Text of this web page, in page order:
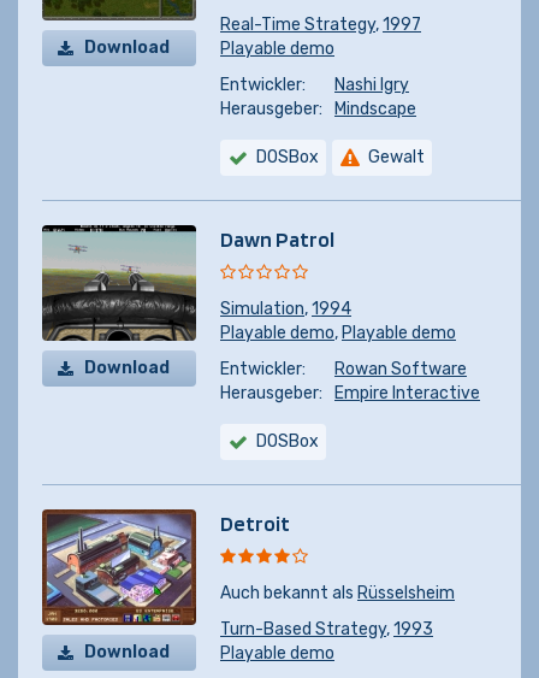
Download
Real-Time Strategy,1997
Playable demo
Entwickler:
Nashi Igry
Herausgeber:
Mindscape
DOSBox Gewalt
Download
Dawn Patrol
Simulation,1994
Playable demo, Playable demo
Entwickler:
Rowan Software
Herausgeber:
Empire Interactive
DOSBox
Download
Detroit
Auch bekannt als Rüsselsheim
Turn-Based Strategy,1993
Playable demo